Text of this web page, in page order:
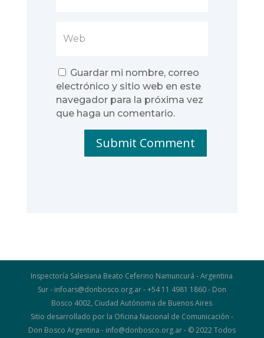
Guardar mi nombre, correo
electrónico y sitio web en este
navegador para la próxima vez
que haga un comentario.
Submit Comment
Inspectoría Salesiana Beato Ceferino Namuncurá - Argentina
Sur - infoars@donbosco.org.ar - +54 11 4981 1860 - Don
Bosco 4002, Ciudad Autónoma de Buenos Aires
Sitio desarrollado por la Oficina Nacional de Comunicación -
Don Bosco Argentina - info@donbosco.org.ar - © 2022 Todos